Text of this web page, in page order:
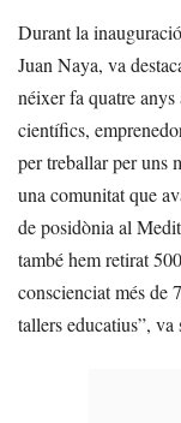
Durant la
Juan Naya, va
néixer fa quatre
científics,
per treballar per uns
una comunitat que
de posidònia al
també hem retirat
conscienciat més de
tallers educatius”,